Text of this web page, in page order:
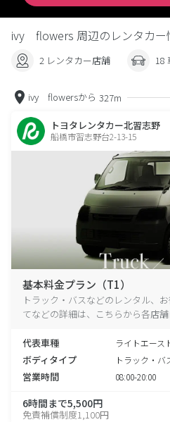
ivy flowers 周辺のレンタカー
2 レンタカー店舗 18
ivy flowersから 327m
トヨタレンタカー北習志野
船橋市習志野台2-13-15
基本料金プラン（T1）
トラック・バスなどのレンタル、
てなどの詳細は、こちらから各店舗
代表車種 ライトエース
ボディタイプ トラック・バ
営業時間 08:00-20:00
6時間まで5,500円
免責補償制度1,100円